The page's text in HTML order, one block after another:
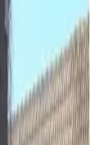
zien